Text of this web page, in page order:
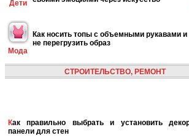
Дети
Мода
Как носить топы с объемными рукавами и
не перегрузить образ
СТРОИТЕЛЬСТВО, РЕМОНТ
Как правильно выбрать и установить декоративные
панели для стен